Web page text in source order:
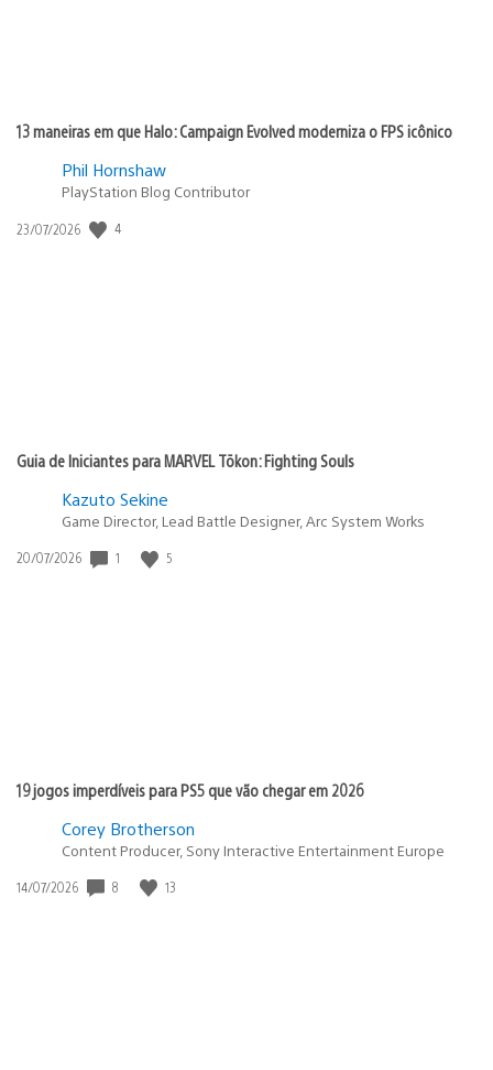
13 maneiras em que Halo: Campaign Evolved moderniza o FPS icônico
Phil Hornshaw
PlayStation Blog Contributor
Data
23/07/2026 4
Guia de Iniciantes para MARVEL Tōkon: Fighting Souls
Kazuto Sekine
Game Director, Lead Battle Designer, Arc System Works
Data
20/07/2026 1 5
19 jogos imperdíveis para PS5 que vão chegar em 2026
Corey Brotherson
Content Producer, Sony Interactive Entertainment Europe
Data
14/07/2026 8 13